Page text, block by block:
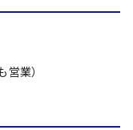
業）